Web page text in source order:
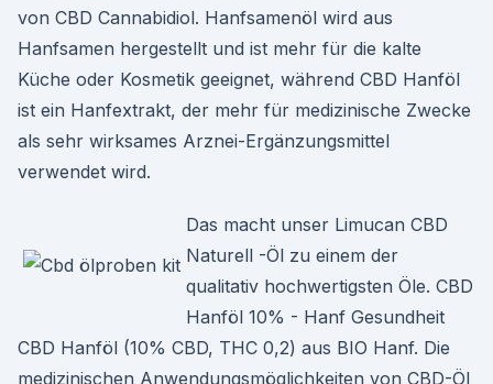
von CBD Cannabidiol. Hanfsamenöl wird aus
Hanfsamen hergestellt und ist mehr für die kalte
Küche oder Kosmetik geeignet, während CBD Hanföl
ist ein Hanfextrakt, der mehr für medizinische Zwecke
als sehr wirksames Arznei-Ergänzungsmittel
verwendet wird.
Das macht unser Limucan CBD
Naturell -Öl zu einem der
qualitativ hochwertigsten Öle. CBD
Hanföl 10% - Hanf Gesundheit
CBD Hanföl (10% CBD, THC 0,2) aus BIO Hanf. Die
medizinischen Anwendungsmöglichkeiten von CBD-Öl